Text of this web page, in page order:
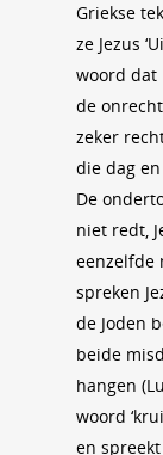
Griekse
ze Jezus
woord dat
de
zeker
die dag
De
niet redt,
eenzelfde
spreken
de Joden
beide
hangen
woord
en